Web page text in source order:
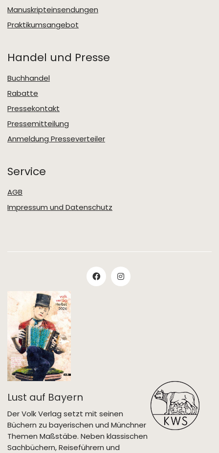
Manuskripteinsendungen
Praktikumsangebot
Handel und Presse
Buchhandel
Rabatte
Pressekontakt
Pressemitteilung
Anmeldung Presseverteiler
Service
AGB
Impressum und Datenschutz
Lust auf Bayern
Der Volk Verlag setzt mit seinen
Büchern zu bayerischen und Münchner
Themen Maßstäbe. Neben klassischen
Sachbüchern, Reiseführern und